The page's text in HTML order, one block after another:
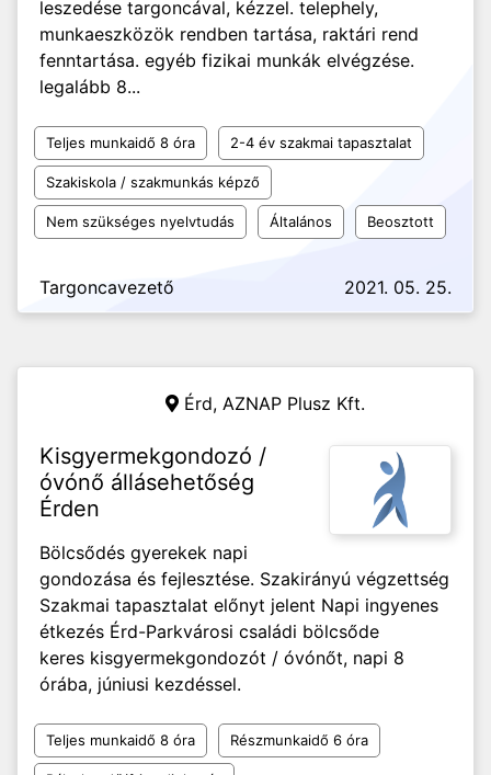
leszedése targoncával, kézzel. telephely,
munkaeszközök rendben tartása, raktári rend
fenntartása. egyéb fizikai munkák elvégzése.
legalább 8...
Teljes munkaidő 8 óra 2-4 év szakmai tapasztalat
Szakiskola / szakmunkás képző
Nem szükséges nyelvtudás Általános Beosztott
Targoncavezető 2021. 05. 25.
Érd, AZNAP Plusz Kft.
Kisgyermekgondozó /
óvónő állásehetőség
Érden
Bölcsődés gyerekek napi
gondozása és fejlesztése. Szakirányú végzettség
Szakmai tapasztalat előnyt jelent Napi ingyenes
étkezés Érd-Parkvárosi családi bölcsőde
keres kisgyermekgondozót / óvónőt, napi 8
órába, júniusi kezdéssel.
Teljes munkaidő 8 óra Részmunkaidő 6 óra